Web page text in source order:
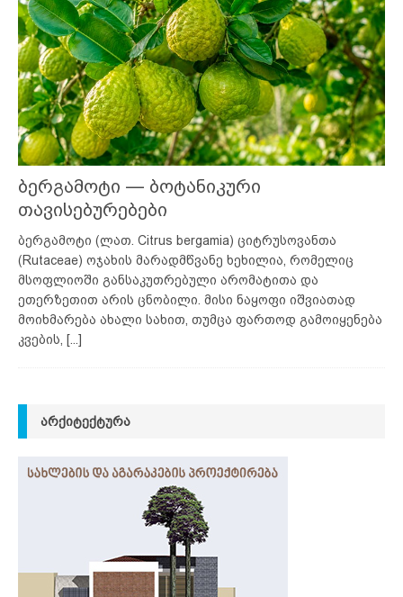
ბერგამოტი — ბოტანიკური
თავისებურებები
ბერგამოტი (ლათ. Citrus bergamia) ციტრუსოვანთა
(Rutaceae) ოჯახის მარადმწვანე ხეხილია, რომელიც
მსოფლიოში განსაკუთრებული არომატითა და
ეთერზეთით არის ცნობილი. მისი ნაყოფი იშვიათად
მოიხმარება ახალი სახით, თუმცა ფართოდ გამოიყენება
კვების,
[...]
ᲐᲠᲥᲘᲢᲔᲥᲢᲣᲠᲐ